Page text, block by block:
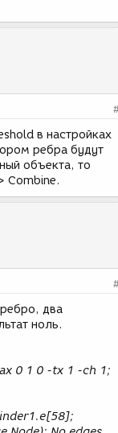
в настройках
ребра будут
объекта, то
Combine.
два
ноль.
0 1 0 -tx 1 -ch 1;